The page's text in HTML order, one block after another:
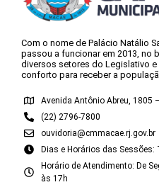
Com o nome de Palácio Natálio
passou a funcionar em 2013, no
diversos setores do Legislativo
conforto para receber a
Avenida Antônio Abreu, 1805
(22) 2796-7800
ouvidoria@cmmacae.rj.gov.br
Dias e Horários das
Horário de Atendimento: De
às 17h